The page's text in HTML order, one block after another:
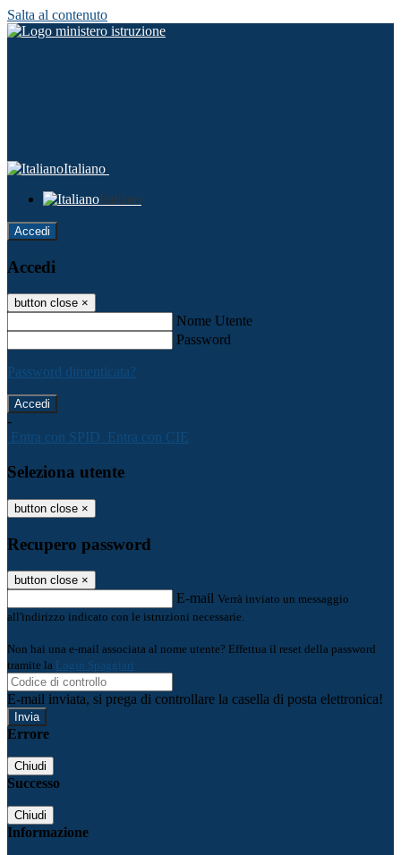
Salta al contenuto
Italiano
Italiano
Accedi
Accedi
button close ×
Nome Utente
Password
Password dimenticata?
-
Entra con SPID Entra con CIE
Seleziona utente
button close ×
Recupero password
button close ×
E-mail Verrà inviato un messaggio
all'indirizzo indicato con le istruzioni necessarie.
Non hai una e-mail associata al nome utente? Effettua il reset della password
tramite la Login Spaggiari
E-mail inviata, si prega di controllare la casella di posta elettronica!
Errore
Chiudi
Successo
Chiudi
Informazione